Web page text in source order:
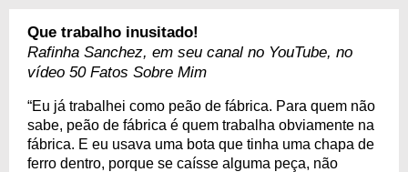
Que trabalho inusitado!
Rafinha Sanchez, em seu canal no YouTube, no
vídeo 50 Fatos Sobre Mim
“Eu já trabalhei como peão de fábrica. Para quem não
sabe, peão de fábrica é quem trabalha obviamente na
fábrica. E eu usava uma bota que tinha uma chapa de
ferro dentro, porque se caísse alguma peça, não